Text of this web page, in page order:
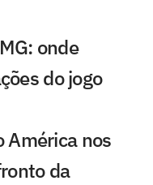
onde
do jogo
América nos
da